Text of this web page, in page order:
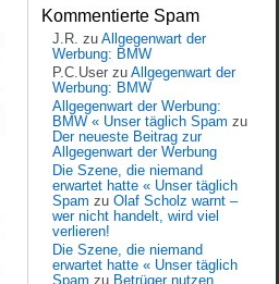
Kommentierte Spam
J.R. zu Allgegenwart der
Werbung: BMW
P.C.User zu Allgegenwart der
Werbung: BMW
Allgegenwart der Werbung:
BMW « Unser täglich Spam zu
Der neueste Beitrag zur
Allgegenwart der Werbung
Die Szene, die niemand
erwartet hatte « Unser täglich
Spam zu Olaf Scholz warnt –
wer nicht handelt, wird viel
verlieren!
Die Szene, die niemand
erwartet hatte « Unser täglich
Spam zu Betrüger nutzen